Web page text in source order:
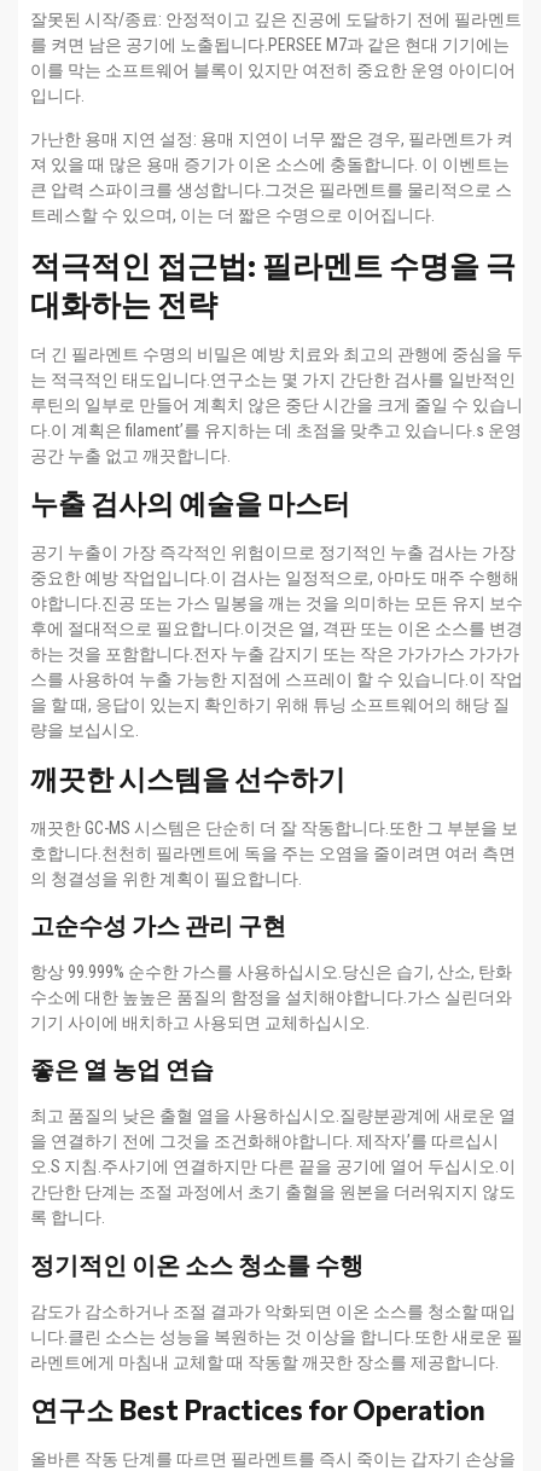
잘못된 시작/종료: 안정적이고 깊은 진공에 도달하기 전에 필라멘트
를 켜면 남은 공기에 노출됩니다.PERSEE M7과 같은 현대 기기에는
이를 막는 소프트웨어 블록이 있지만 여전히 중요한 운영 아이디어
입니다.
가난한 용매 지연 설정: 용매 지연이 너무 짧은 경우, 필라멘트가 켜
져 있을 때 많은 용매 증기가 이온 소스에 충돌합니다. 이 이벤트는
큰 압력 스파이크를 생성합니다.그것은 필라멘트를 물리적으로 스
트레스할 수 있으며, 이는 더 짧은 수명으로 이어집니다.
적극적인 접근법: 필라멘트 수명을 극
대화하는 전략
더 긴 필라멘트 수명의 비밀은 예방 치료와 최고의 관행에 중심을 두
는 적극적인 태도입니다.연구소는 몇 가지 간단한 검사를 일반적인
루틴의 일부로 만들어 계획치 않은 중단 시간을 크게 줄일 수 있습니
다.이 계획은 filament’를 유지하는 데 초점을 맞추고 있습니다.s 운영
공간 누출 없고 깨끗합니다.
누출 검사의 예술을 마스터
공기 누출이 가장 즉각적인 위험이므로 정기적인 누출 검사는 가장
중요한 예방 작업입니다.이 검사는 일정적으로, 아마도 매주 수행해
야합니다.진공 또는 가스 밀봉을 깨는 것을 의미하는 모든 유지 보수
후에 절대적으로 필요합니다.이것은 열, 격판 또는 이온 소스를 변경
하는 것을 포함합니다.전자 누출 감지기 또는 작은 가가가스 가가가
스를 사용하여 누출 가능한 지점에 스프레이 할 수 있습니다.이 작업
을 할 때, 응답이 있는지 확인하기 위해 튜닝 소프트웨어의 해당 질
량을 보십시오.
깨끗한 시스템을 선수하기
깨끗한 GC-MS 시스템은 단순히 더 잘 작동합니다.또한 그 부분을 보
호합니다.천천히 필라멘트에 독을 주는 오염을 줄이려면 여러 측면
의 청결성을 위한 계획이 필요합니다.
고순수성 가스 관리 구현
항상 99.999% 순수한 가스를 사용하십시오.당신은 습기, 산소, 탄화
수소에 대한 높높은 품질의 함정을 설치해야합니다.가스 실린더와
기기 사이에 배치하고 사용되면 교체하십시오.
좋은 열 농업 연습
최고 품질의 낮은 출혈 열을 사용하십시오.질량분광계에 새로운 열
을 연결하기 전에 그것을 조건화해야합니다. 제작자’를 따르십시
오.S 지침.주사기에 연결하지만 다른 끝을 공기에 열어 두십시오.이
간단한 단계는 조절 과정에서 초기 출혈을 원본을 더러워지지 않도
록 합니다.
정기적인 이온 소스 청소를 수행
감도가 감소하거나 조절 결과가 악화되면 이온 소스를 청소할 때입
니다.클린 소스는 성능을 복원하는 것 이상을 합니다.또한 새로운 필
라멘트에게 마침내 교체할 때 작동할 깨끗한 장소를 제공합니다.
연구소 Best Practices for Operation
올바른 작동 단계를 따르면 필라멘트를 즉시 죽이는 갑자기 손상을